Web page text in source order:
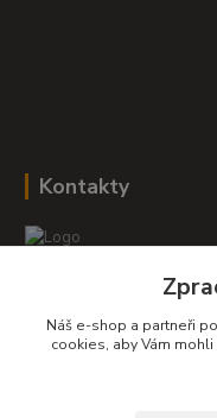
Kontakty
+420 604 278 943
obchod-
Náš e-shop a partneři
cookies, aby Vám